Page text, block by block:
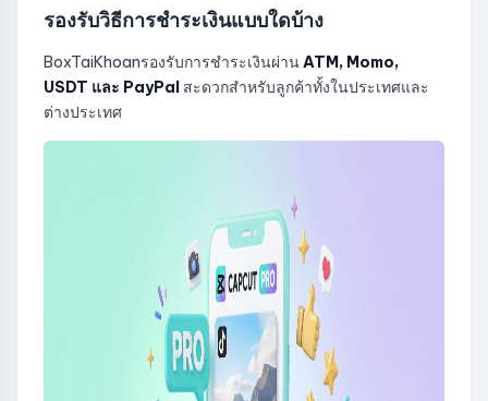
รองรับวิธีการชำระเงินแบบใดบ้าง
BoxTaiKhoanรองรับการชำระเงินผ่านATM, Momo,
USDT และ PayPal สะดวกสำหรับลูกค้าทั้งในประเทศและ
ต่างประเทศ